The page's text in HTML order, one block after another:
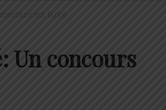
est lancé
Un concours